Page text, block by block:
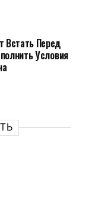
Встать Перед
Условия